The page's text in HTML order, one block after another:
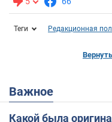
Теги Редакционная
Важное
Какой была